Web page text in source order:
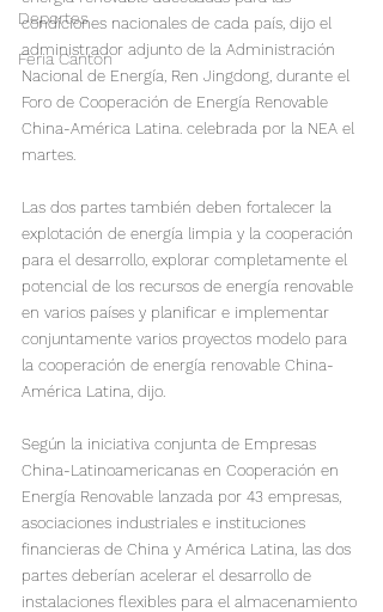
Deportes
Feria Canton
condiciones nacionales de cada país, dijo el
administrador adjunto de la Administración
Nacional de Energía, Ren Jingdong, durante el
Foro de Cooperación de Energía Renovable
China-América Latina. celebrada por la NEA el
martes.
Las dos partes también deben fortalecer la
explotación de energía limpia y la cooperación
para el desarrollo, explorar completamente el
potencial de los recursos de energía renovable
en varios países y planificar e implementar
conjuntamente varios proyectos modelo para
la cooperación de energía renovable China-
América Latina, dijo.
Según la iniciativa conjunta de Empresas
China-Latinoamericanas en Cooperación en
Energía Renovable lanzada por 43 empresas,
asociaciones industriales e instituciones
financieras de China y América Latina, las dos
partes deberían acelerar el desarrollo de
instalaciones flexibles para el almacenamiento